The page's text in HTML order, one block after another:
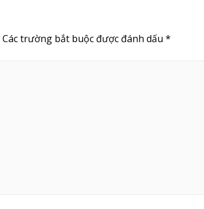
Các trường bắt buộc được đánh dấu *